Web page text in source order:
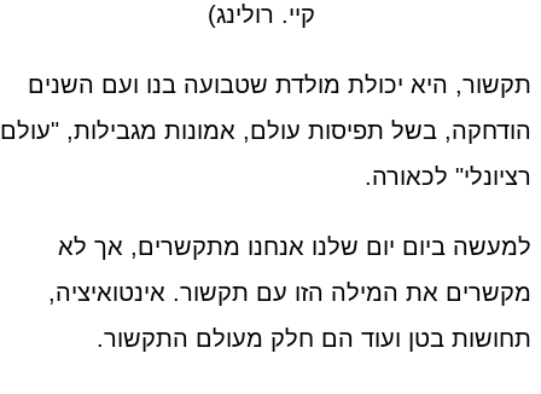
קיי. רולינג)
תקשור, היא יכולת מולדת שטבועה בנו ועם השנים
הודחקה, בשל תפיסות עולם, אמונות מגבילות, "עולם
רציונלי" לכאורה.
למעשה ביום יום שלנו אנחנו מתקשרים, אך לא
מקשרים את המילה הזו עם תקשור. אינטואיציה,
תחושות בטן ועוד הם חלק מעולם התקשור.